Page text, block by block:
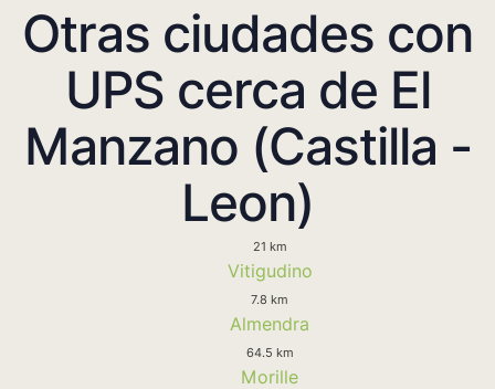
Otras ciudades con
UPS cerca de El
Manzano (Castilla -
Leon)
21 km
Vitigudino
7.8 km
Almendra
64.5 km
Morille